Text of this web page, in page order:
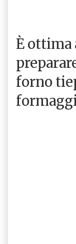
È ottima
forno